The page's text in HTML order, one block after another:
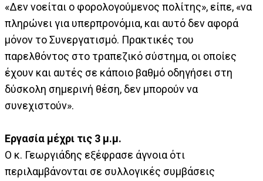
«Δεν νοείται ο φορολογούμενος πολίτης», είπε, «να
πληρώνει για υπερπρονόμια, και αυτό δεν αφορά
μόνον το Συνεργατισμό. Πρακτικές του
παρελθόντος στο τραπεζικό σύστημα, οι οποίες
έχουν και αυτές σε κάποιο βαθμό οδηγήσει στη
δύσκολη σημερινή θέση, δεν μπορούν να
συνεχιστούν».
Εργασία μέχρι τις 3 μ.μ.
Ο κ. Γεωργιάδης εξέφρασε άγνοια ότι
περιλαμβάνονται σε συλλογικές συμβάσεις